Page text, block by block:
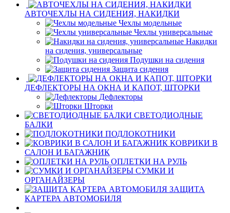
АВТОЧЕХЛЫ НА СИДЕНИЯ, НАКИДКИ
Чехлы модельные
Чехлы универсальные
Накидки
на сидения, универсальные
Подушки на сидения
Защита сидения
ДЕФЛЕКТОРЫ НА ОКНА И КАПОТ, ШТОРКИ
Дефлекторы
Шторки
СВЕТОДИОДНЫЕ
БАЛКИ
ПОДЛОКОТНИКИ
КОВРИКИ В
САЛОН И БАГАЖНИК
ОПЛЕТКИ НА РУЛЬ
СУМКИ И
ОРГАНАЙЗЕРЫ
ЗАЩИТА
КАРТЕРА АВТОМОБИЛЯ